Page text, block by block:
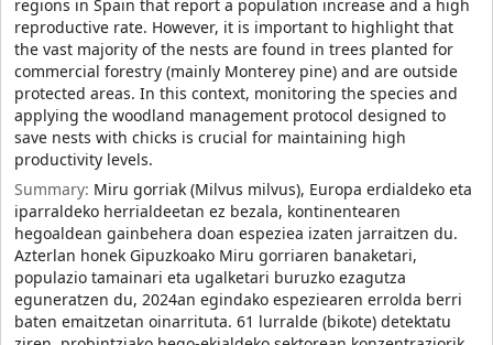
regions in Spain that report a population increase and a high
reproductive rate. However, it is important to highlight that
the vast majority of the nests are found in trees planted for
commercial forestry (mainly Monterey pine) and are outside
protected areas. In this context, monitoring the species and
applying the woodland management protocol designed to
save nests with chicks is crucial for maintaining high
productivity levels.
Summary: Miru gorriak (Milvus milvus), Europa erdialdeko eta
iparraldeko herrialdeetan ez bezala, kontinentearen
hegoaldean gainbehera doan espeziea izaten jarraitzen du.
Azterlan honek Gipuzkoako Miru gorriaren banaketari,
populazio tamainari eta ugalketari buruzko ezagutza
eguneratzen du, 2024an egindako espeziearen errolda berri
baten emaitzetan oinarrituta. 61 lurralde (bikote) detektatu